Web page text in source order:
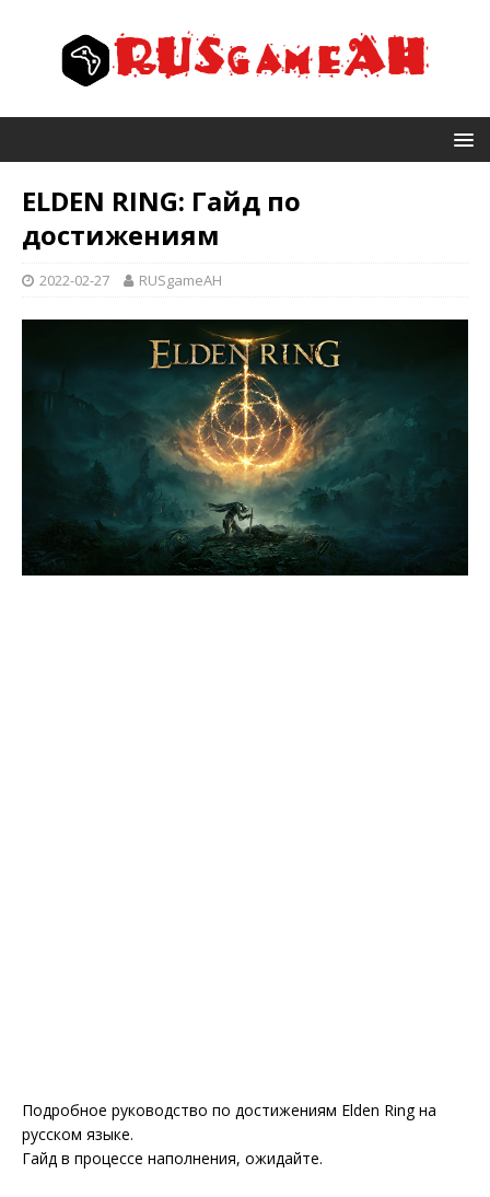
ELDEN RING: Гайд по
достижениям
2022-02-27 RUSgameAH
Подробное руководство по достижениям Elden Ring на
русском языке.
Гайд в процессе наполнения, ожидайте.